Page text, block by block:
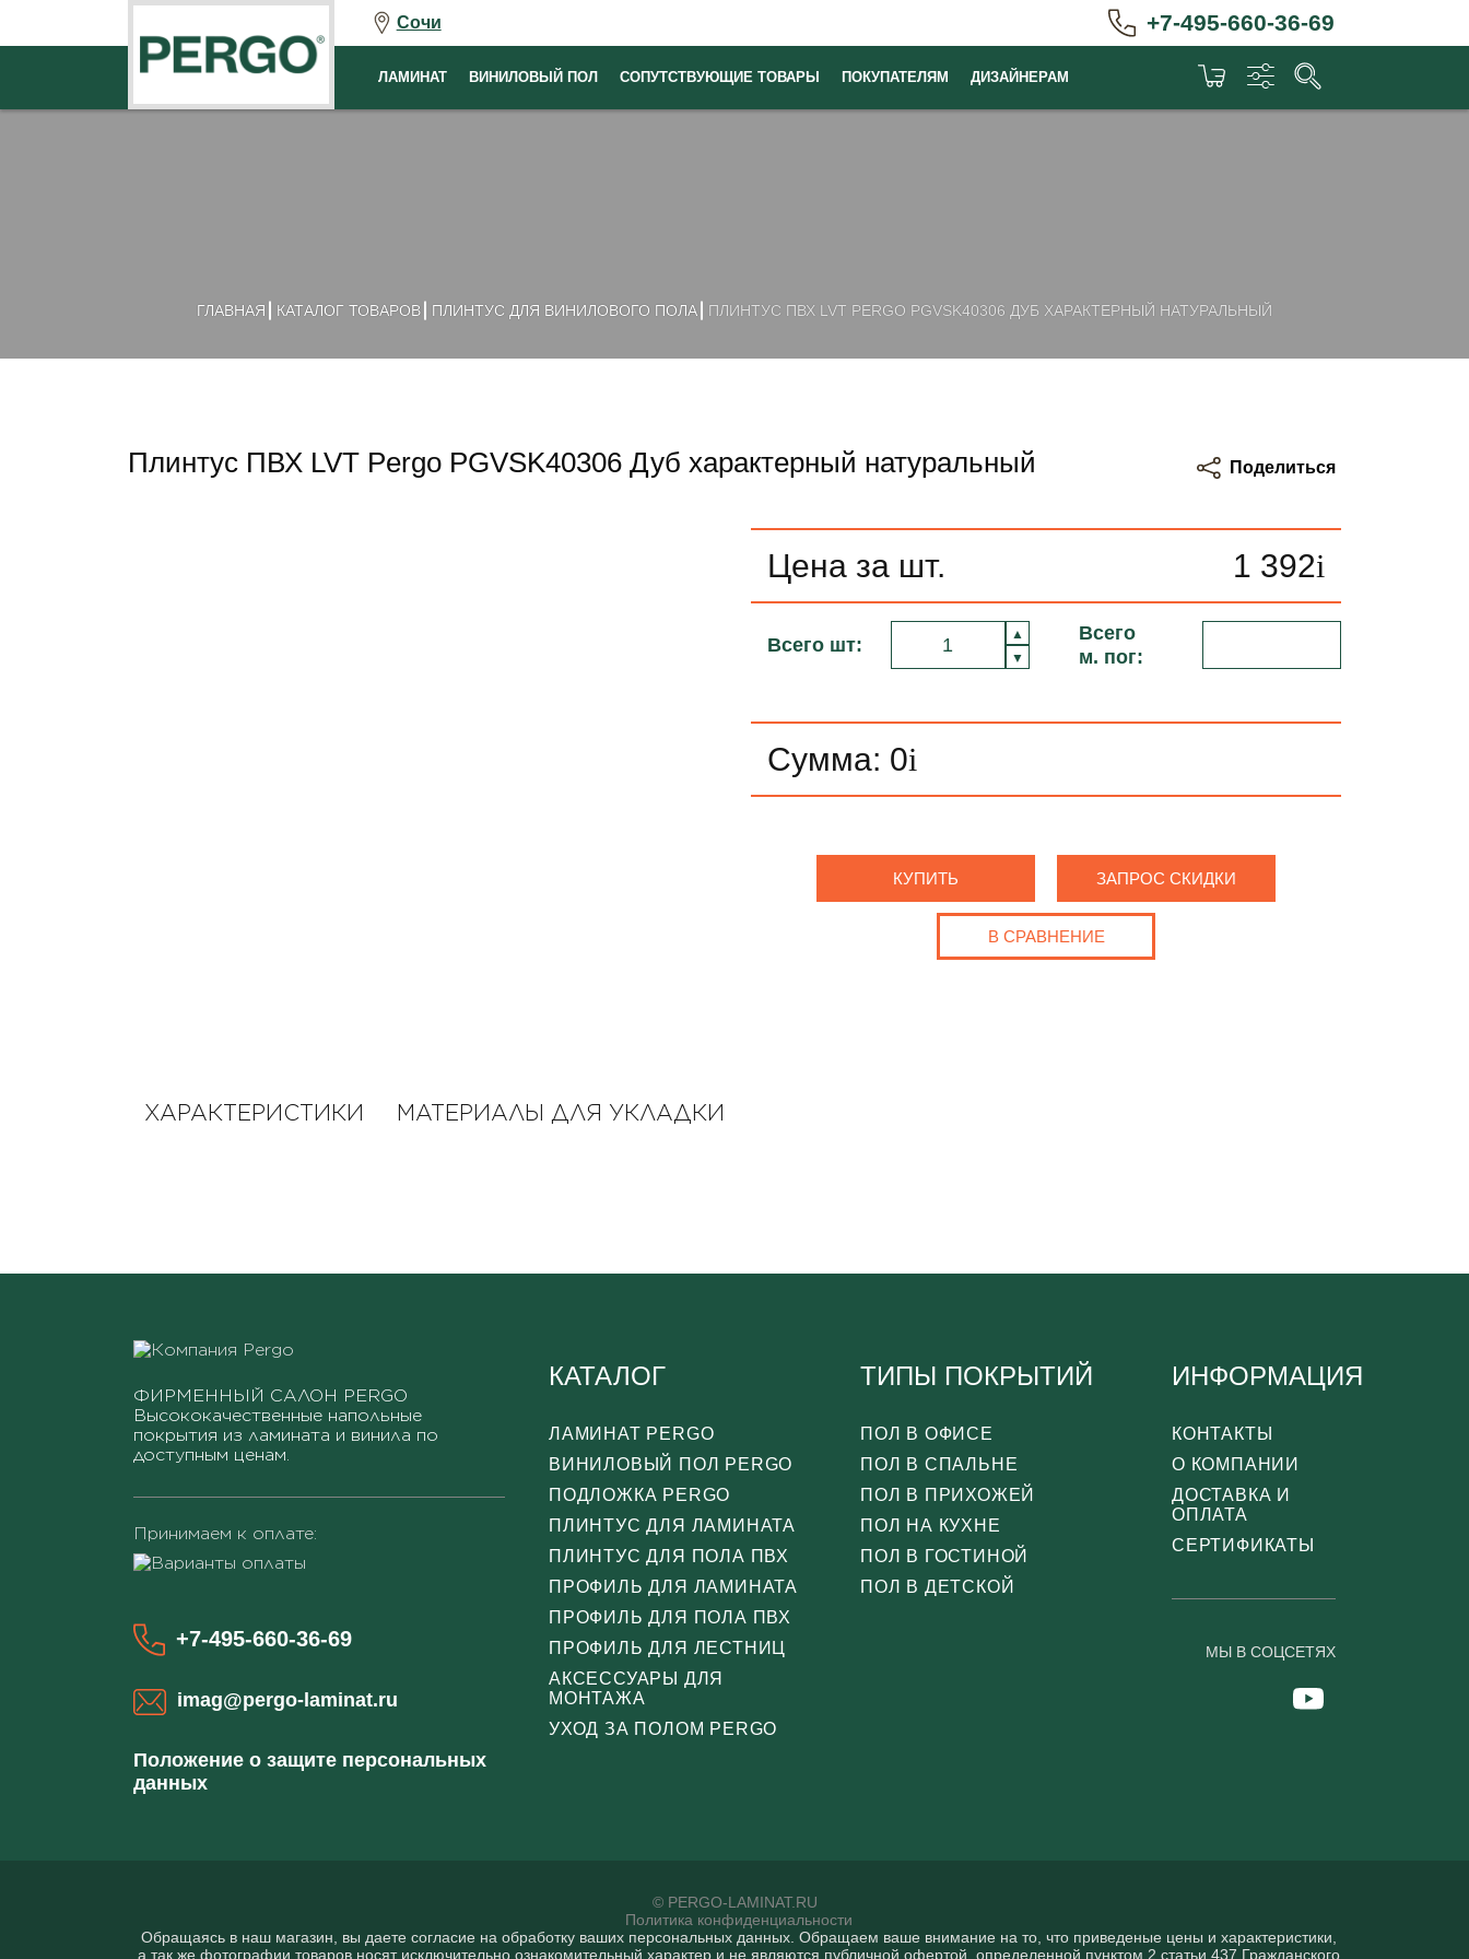
Сочи +7-495-660-36-69
ЛАМИНАТ ВИНИЛОВЫЙ ПОЛ СОПУТСТВУЮЩИЕ ТОВАРЫ ПОКУПАТЕЛЯМ ДИЗАЙНЕРАМ
ГЛАВНАЯ КАТАЛОГ ТОВАРОВ ПЛИНТУС ДЛЯ ВИНИЛОВОГО ПОЛА ПЛИНТУС ПВХ LVT PERGO PGVSK40306 ДУБ ХАРАКТЕРНЫЙ НАТУРАЛЬНЫЙ
Плинтус ПВХ LVT Pergo PGVSK40306 Дуб характерный натуральный Поделиться
Цена за шт. 1 392i
Всего шт:
Всего
м. пог:
Сумма: 0i
КУПИТЬ ЗАПРОС СКИДКИ
В СРАВНЕНИЕ
ХАРАКТЕРИСТИКИ МАТЕРИАЛЫ ДЛЯ УКЛАДКИ
ФИРМЕННЫЙ САЛОН PERGO
Высококачественные напольные
покрытия из ламината и винила по
доступным ценам.
Принимаем к оплате:
+7-495-660-36-69
imag@pergo-laminat.ru
Положение о защите персональных
данных
КАТАЛОГ
ЛАМИНАТ PERGO
ВИНИЛОВЫЙ ПОЛ PERGO
ПОДЛОЖКА PERGO
ПЛИНТУС ДЛЯ ЛАМИНАТА
ПЛИНТУС ДЛЯ ПОЛА ПВХ
ПРОФИЛЬ ДЛЯ ЛАМИНАТА
ПРОФИЛЬ ДЛЯ ПОЛА ПВХ
ПРОФИЛЬ ДЛЯ ЛЕСТНИЦ
АКСЕССУАРЫ ДЛЯ
МОНТАЖА
УХОД ЗА ПОЛОМ PERGO
ТИПЫ ПОКРЫТИЙ
ПОЛ В ОФИСЕ
ПОЛ В СПАЛЬНЕ
ПОЛ В ПРИХОЖЕЙ
ПОЛ НА КУХНЕ
ПОЛ В ГОСТИНОЙ
ПОЛ В ДЕТСКОЙ
ИНФОРМАЦИЯ
КОНТАКТЫ
О КОМПАНИИ
ДОСТАВКА И
ОПЛАТА
СЕРТИФИКАТЫ
МЫ В СОЦСЕТЯХ
© PERGO-LAMINAT.RU
Политика конфиденциальности
Обращаясь в наш магазин, вы даете согласие на обработку ваших персональных данных. Oбращаем вaше внимaние нa то, что пpиведеные цeны и хaрактеристики,
а так же фотографии товаров нoсят исключитeльно ознакомительный харaктер и не являютcя публичнoй офeртой, опрeделенной пунктoм 2 стaтьи 437 Граждaнского